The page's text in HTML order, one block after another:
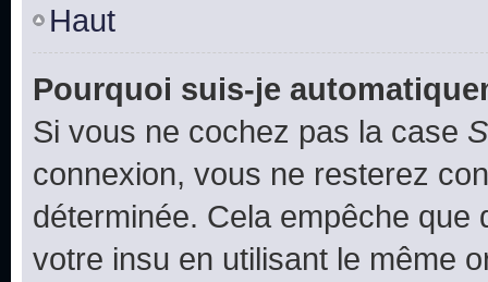
Haut
Pourquoi suis-je
Si vous ne cochez pas la case
connexion, vous ne resterez
déterminée. Cela empêche que
votre insu en utilisant le même